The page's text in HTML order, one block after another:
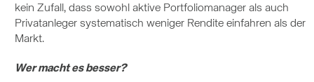
kein Zufall, dass sowohl aktive Portfoliomanager als auch
Privatanleger systematisch weniger Rendite einfahren als der
Markt.
Wer macht es besser?